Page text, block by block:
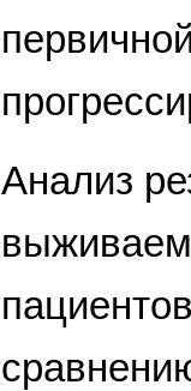
Анализ